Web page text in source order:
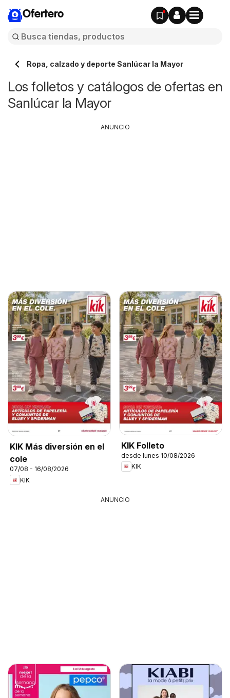
Ofertero
Ropa, calzado y deporte Sanlúcar la Mayor
Los folletos y catálogos de ofertas en
Sanlúcar la Mayor
KIK Más diversión en el
cole
07/08 - 16/08/2026
KIK
KIK Folleto
desde lunes 10/08/2026
KIK
ANUNCIO
ANUNCIO